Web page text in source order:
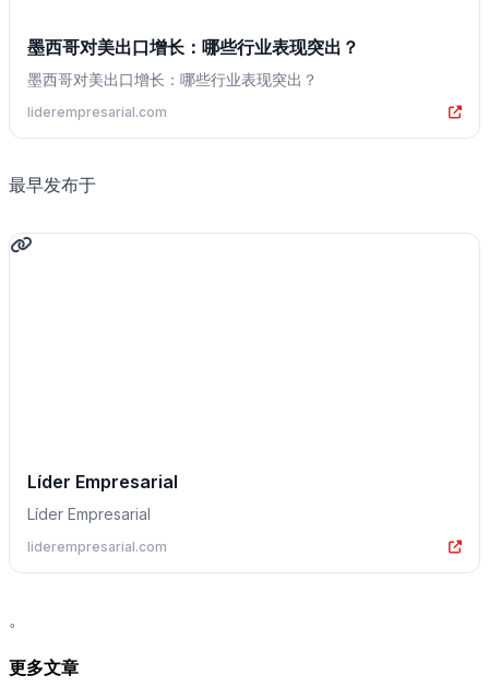
墨西哥对美出口增长：哪些行业表现突出？
墨西哥对美出口增长：哪些行业表现突出？
liderempresarial.com
最早发布于
Líder Empresarial
Líder Empresarial
liderempresarial.com
。
更多文章